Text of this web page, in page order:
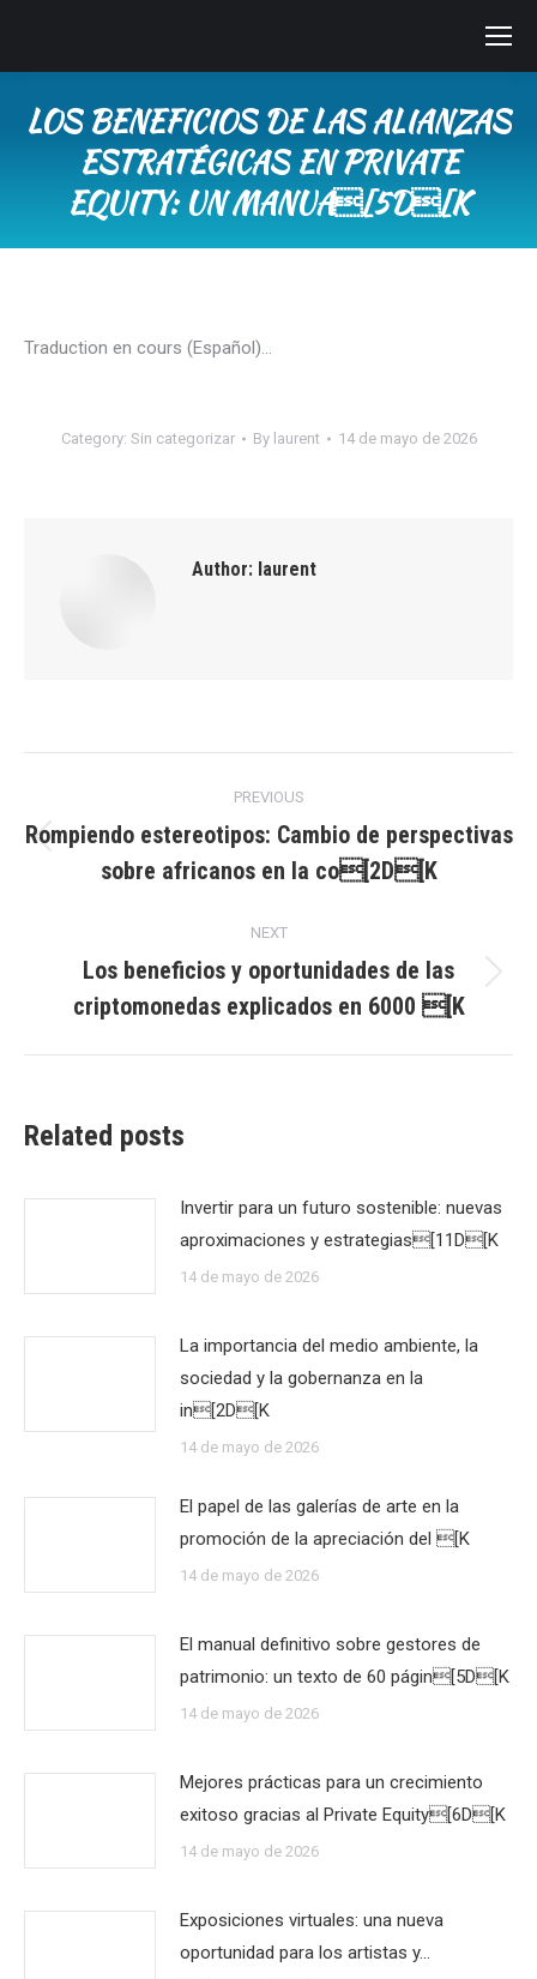
LOS BENEFICIOS DE LAS ALIANZAS
ESTRATÉGICAS EN PRIVATE
EQUITY: UN MANUA[5D[K
Traduction en cours (Español)…
Category: Sin categorizar By laurent 14 de mayo de 2026
Author: laurent
navigation
PREVIOUS
post:
Rompiendo estereotipos: Cambio de perspectivas
sobre africanos en la co[2D[K
NEXT
post:
Los beneficios y oportunidades de las
criptomonedas explicados en 6000 [K
Related posts
Invertir para un futuro sostenible: nuevas
aproximaciones y estrategias[11D[K
14 de mayo de 2026
La importancia del medio ambiente, la
sociedad y la gobernanza en la
in[2D[K
14 de mayo de 2026
El papel de las galerías de arte en la
promoción de la apreciación del [K
14 de mayo de 2026
El manual definitivo sobre gestores de
patrimonio: un texto de 60 págin[5D[K
14 de mayo de 2026
Mejores prácticas para un crecimiento
exitoso gracias al Private Equity[6D[K
14 de mayo de 2026
Exposiciones virtuales: una nueva
oportunidad para los artistas y…